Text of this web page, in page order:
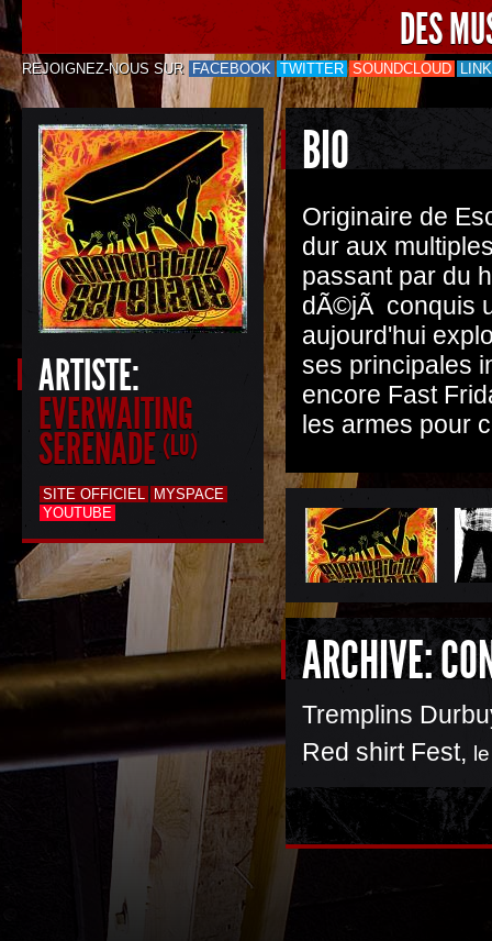
DES
REJOIGNEZ-NOUS SUR FACEBOOK TWITTER SOUNDCLOUD
ARTISTE:
EVERWAITING
SERENADE (LU)
SITE OFFICIEL
MYSPACE
YOUTUBE
BIO
Originaire de
dur aux
passant par du
dÃ©jÃ conquis
aujourd'hui
ses principales
encore Fast
les armes pour
ARCHIVE:
Tremplins
Red shirt Fest,